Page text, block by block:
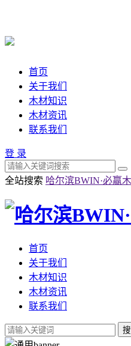
首页
关于我们
木材知识
木材资讯
联系我们
登 录
全站搜索 哈尔滨BWIN·必赢
首页
关于我们
木材知识
木材资讯
联系我们